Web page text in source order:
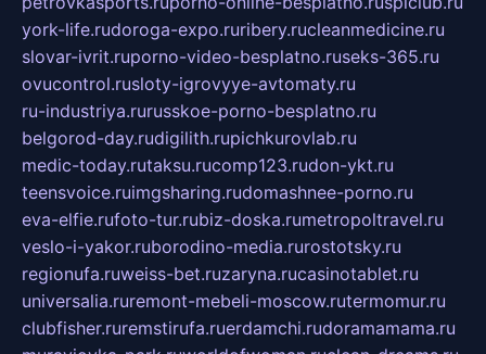
york-life.rudoroga-expo.ruribery.rucleanmedicine.ru
slovar-ivrit.ruporno-video-besplatno.ruseks-365.ru
ovucontrol.rusloty-igrovyye-avtomaty.ru
ru-industriya.rurusskoe-porno-besplatno.ru
belgorod-day.rudigilith.rupichkurovlab.ru
medic-today.rutaksu.rucomp123.rudon-ykt.ru
teensvoice.ruimgsharing.rudomashnee-porno.ru
eva-elfie.rufoto-tur.rubiz-doska.rumetropoltravel.ru
veslo-i-yakor.ruborodino-media.rurostotsky.ru
regionufa.ruweiss-bet.ruzaryna.rucasinotablet.ru
universalia.ruremont-mebeli-moscow.rutermomur.ru
clubfisher.ruremstirufa.ruerdamchi.rudoramamama.ru